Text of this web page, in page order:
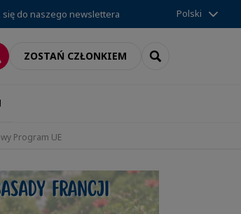
się do naszego newslettera Polski
ZOSTAŃ CZŁONKIEM SEARCH
Program UE